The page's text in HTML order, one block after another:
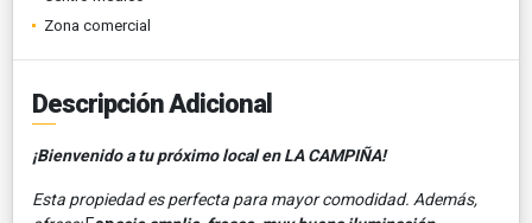
Zona comercial
Descripción Adicional
¡Bienvenido a tu próximo local en LA CAMPIÑA!
Esta propiedad es perfecta para mayor comodidad. Además,